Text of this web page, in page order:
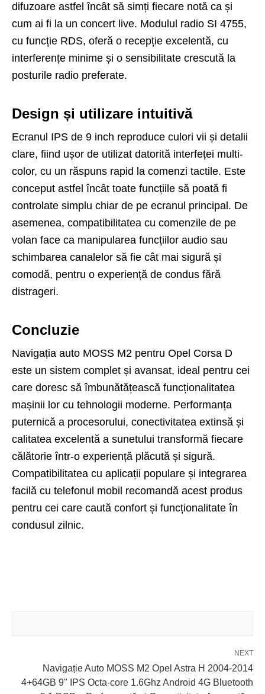
difuzoare astfel încât să simți fiecare notă ca și
cum ai fi la un concert live. Modulul radio SI 4755,
cu funcție RDS, oferă o recepție excelentă, cu
interferențe minime și o sensibilitate crescută la
posturile radio preferate.
Design și utilizare intuitivă
Ecranul IPS de 9 inch reproduce culori vii și detalii
clare, fiind ușor de utilizat datorită interfeței multi-
color, cu un răspuns rapid la comenzi tactile. Este
conceput astfel încât toate funcțiile să poată fi
controlate simplu chiar de pe ecranul principal. De
asemenea, compatibilitatea cu comenzile de pe
volan face ca manipularea funcțiilor audio sau
schimbarea canalelor să fie cât mai sigură și
comodă, pentru o experiență de condus fără
distrageri.
Concluzie
Navigația auto MOSS M2 pentru Opel Corsa D
este un sistem complet și avansat, ideal pentru cei
care doresc să îmbunătățească funcționalitatea
mașinii lor cu tehnologii moderne. Performanța
puternică a procesorului, conectivitatea extinsă și
calitatea excelentă a sunetului transformă fiecare
călătorie într-o experiență plăcută și sigură.
Compatibilitatea cu aplicații populare și integrarea
facilă cu telefonul mobil recomandă acest produs
pentru cei care caută confort și funcționalitate în
condusul zilnic.
NEXT
Navigație Auto MOSS M2 Opel Astra H 2004-2014
4+64GB 9" IPS Octa-core 1.6Ghz Android 4G Bluetooth